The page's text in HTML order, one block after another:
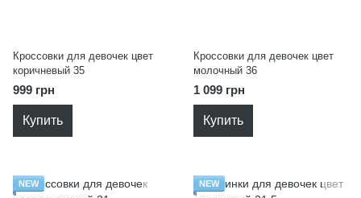
Кроссовки для девочек цвет
коричневый 35
999 грн
Купить
Кроссовки для девочек цвет
молочный 36
1 099 грн
Купить
NEW NEW